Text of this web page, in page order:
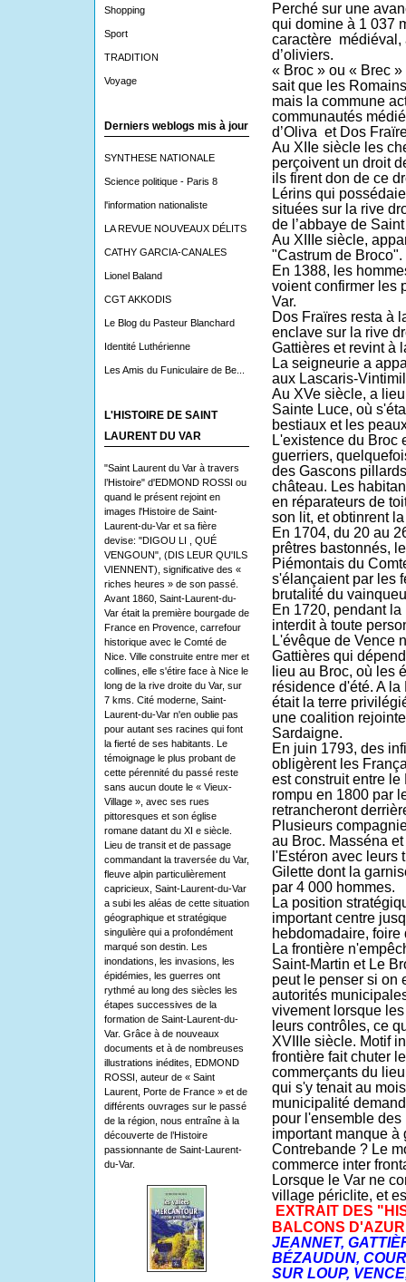
Shopping
Sport
TRADITION
Voyage
Derniers weblogs mis à jour
SYNTHESE NATIONALE
Science politique - Paris 8
l'information nationaliste
LA REVUE NOUVEAUX DÉLITS
CATHY GARCIA-CANALES
Lionel Baland
CGT AKKODIS
Le Blog du Pasteur Blanchard
Identité Luthérienne
Les Amis du Funiculaire de Be...
L'HISTOIRE DE SAINT
LAURENT DU VAR
"Saint Laurent du Var à travers
l’Histoire" d'EDMOND ROSSI ou
quand le présent rejoint en
images l'Histoire de Saint-
Laurent-du-Var et sa fière
devise: "DIGOU LI , QUÉ
VENGOUN", (DIS LEUR QU'ILS
VIENNENT), significative des «
riches heures » de son passé.
Avant 1860, Saint-Laurent-du-
Var était la première bourgade de
France en Provence, carrefour
historique avec le Comté de
Nice. Ville construite entre mer et
collines, elle s'étire face à Nice le
long de la rive droite du Var, sur
7 kms. Cité moderne, Saint-
Laurent-du-Var n'en oublie pas
pour autant ses racines qui font
la fierté de ses habitants. Le
témoignage le plus probant de
cette pérennité du passé reste
sans aucun doute le « Vieux-
Village », avec ses rues
pittoresques et son église
romane datant du XI e siècle.
Lieu de transit et de passage
commandant la traversée du Var,
fleuve alpin particulièrement
capricieux, Saint-Laurent-du-Var
a subi les aléas de cette situation
géographique et stratégique
singulière qui a profondément
marqué son destin. Les
inondations, les invasions, les
épidémies, les guerres ont
rythmé au long des siècles les
étapes successives de la
formation de Saint-Laurent-du-
Var. Grâce à de nouveaux
documents et à de nombreuses
illustrations inédites, EDMOND
ROSSI, auteur de « Saint
Laurent, Porte de France » et de
différents ouvrages sur le passé
de la région, nous entraîne à la
découverte de l’Histoire
passionnante de Saint-Laurent-
du-Var.
Perché sur une
qui domine à 1 037
caractère médiéval,
d’oliviers.
« Broc » ou « Brec
sait que les
mais la commune
communautés
d’Oliva et Dos
Au XIIe siècle les
perçoivent un droit
ils firent don de ce
Lérins qui
situées sur la rive
de l’abbaye de
Au XIIIe siècle,
"Castrum de Broco".
En 1388, les
voient confirmer les
Var.
Dos Fraïres resta à
enclave sur la rive
Gattières et revint à
La seigneurie a
aux Lascaris-
Au XVe siècle, a
Sainte Luce, où
bestiaux et les
L'existence du Broc
guerriers,
des Gascons
château. Les
en réparateurs de
son lit, et obtinrent
En 1704, du 20 au
prêtres bastonnés,
Piémontais du
s'élançaient par les
brutalité du
En 1720, pendant
interdit à toute
L'évêque de Vence
Gattières qui
lieu au Broc, où les
résidence d'été. A
était la terre
une coalition
Sardaigne.
En juin 1793, des
obligèrent les
est construit entre le
rompu en 1800 par
retrancheront
Plusieurs
au Broc. Masséna
l'Estéron avec leurs
Gilette dont la
par 4 000 hommes.
La position
important centre
hebdomadaire,
La frontière
Saint-Martin et Le
peut le penser si on
autorités
vivement lorsque
leurs contrôles, ce
XVIIIe siècle. Motif
frontière fait chuter
commerçants du
qui s'y tenait au
municipalité
pour l'ensemble
important manque à
Contrebande ? Le
commerce inter
Lorsque le Var ne
village périclite, et
EXTRAIT DES
BALCONS
JEANNET,
BÉZAUDUN,
SUR LOUP,